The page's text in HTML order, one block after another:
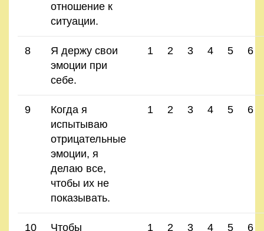
отношение к
ситуации.
8
Я держу свои
эмоции при
себе.
1 2 3 4 5 6
9
Когда я
испытываю
отрицательные
эмоции, я
делаю все,
чтобы их не
показывать.
1 2 3 4 5 6
10 Чтобы 1 2 3 4 5 6